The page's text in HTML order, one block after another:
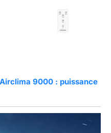
9000 : puissance